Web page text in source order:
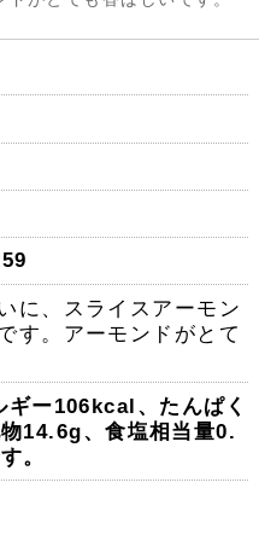
に、スライスアーモン
す。アーモンドがとて
ー106kcal、たんぱく
14.6g、食塩相当量0.
。